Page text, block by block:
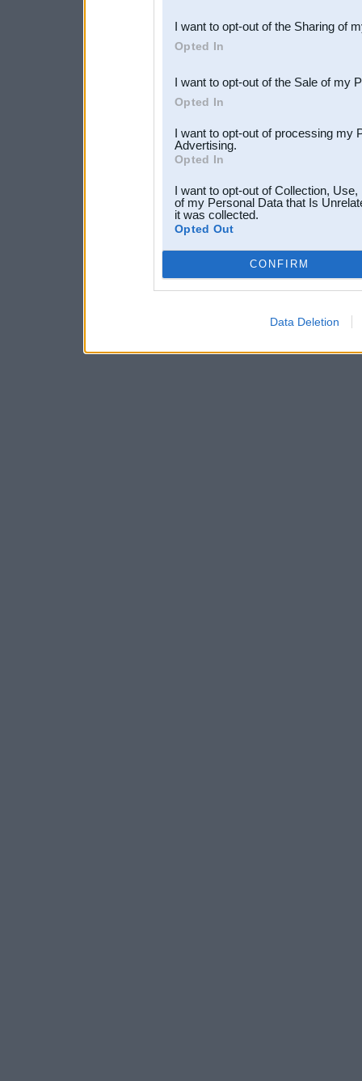
Downstream Participants
third parties.
I want to opt-out of the Sharing of
Opted In
I want to opt-out of the Sale of my
Opted In
I want to opt-out of processing my
Advertising.
Opted In
I want to opt-out of Collection,
of my Personal Data that Is
it was collected.
Opted Out
CONFIRM
Data Deletion